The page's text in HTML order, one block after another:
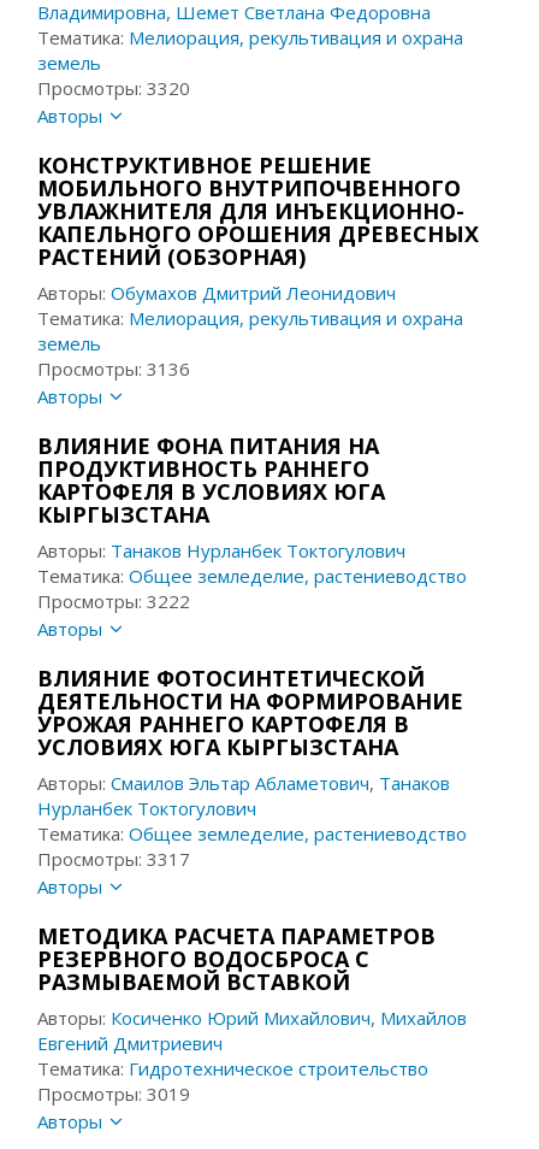
Владимировна, Шемет Светлана Федоровна
Тематика: Мелиорация, рекультивация и охрана
земель
Просмотры: 3320
Авторы
КОНСТРУКТИВНОЕ РЕШЕНИЕ
МОБИЛЬНОГО ВНУТРИПОЧВЕННОГО
УВЛАЖНИТЕЛЯ ДЛЯ ИНЪЕКЦИОННО-
КАПЕЛЬНОГО ОРОШЕНИЯ ДРЕВЕСНЫХ
РАСТЕНИЙ (ОБЗОРНАЯ)
Авторы:Обумахов Дмитрий Леонидович
Тематика: Мелиорация, рекультивация и охрана
земель
Просмотры: 3136
Авторы
ВЛИЯНИЕ ФОНА ПИТАНИЯ НА
ПРОДУКТИВНОСТЬ РАННЕГО
КАРТОФЕЛЯ В УСЛОВИЯХ ЮГА
КЫРГЫЗСТАНА
Авторы: Танаков Нурланбек Токтогулович
Тематика:Общее земледелие, растениеводство
Просмотры: 3222
Авторы
ВЛИЯНИЕ ФОТОСИНТЕТИЧЕСКОЙ
ДЕЯТЕЛЬНОСТИ НА ФОРМИРОВАНИЕ
УРОЖАЯ РАННЕГО КАРТОФЕЛЯ В
УСЛОВИЯХ ЮГА КЫРГЫЗСТАНА
Авторы:Смаилов Эльтар Абламетович, Танаков
Нурланбек Токтогулович
Тематика:Общее земледелие, растениеводство
Просмотры: 3317
Авторы
МЕТОДИКА РАСЧЕТА ПАРАМЕТРОВ
РЕЗЕРВНОГО ВОДОСБРОСА С
РАЗМЫВАЕМОЙ ВСТАВКОЙ
Авторы: Косиченко Юрий Михайлович, Михайлов
Евгений Дмитриевич
Тематика: Гидротехническое строительство
Просмотры: 3019
Авторы